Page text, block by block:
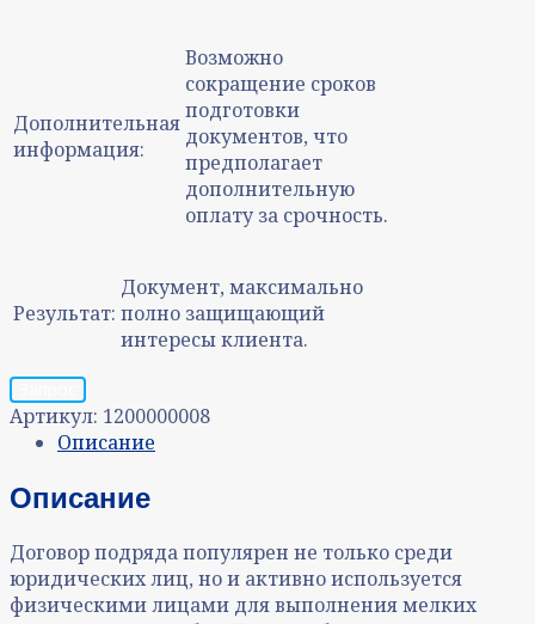
Дополнительная
информация:
Возможно
сокращение сроков
подготовки
документов, что
предполагает
дополнительную
оплату за срочность.
Результат:
Документ, максимально
полно защищающий
интересы клиента.
Артикул: 1200000008
Описание
Описание
Договор подряда популярен не только среди
юридических лиц, но и активно используется
физическими лицами для выполнения мелких